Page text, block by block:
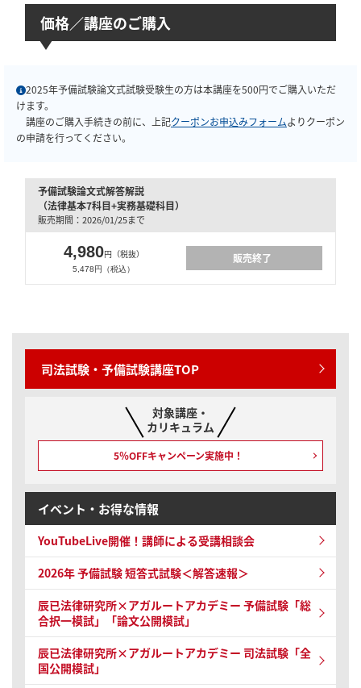
価格／講座のご購入
2025年予備試験論文式試験受験生の方は本講座を500円でご購入いただ
けます。
講座のご購入手続きの前に、上記クーポンお申込みフォームよりクーポン
の申請を行ってください。
予備試験論文式解答解説
（法律基本7科目+実務基礎科目）
販売期間：2026/01/25まで
4,980円（税抜）
5,478円（税込）
販売終了
司法試験・予備試験講座TOP
対象講座・
カリキュラム
5％OFFキャンペーン実施中！
イベント・お得な情報
YouTubeLive開催！ 講師による受講相談会
2026年 予備試験短答式試験＜解答速報＞
辰已法律研究所×アガルートアカデミー 予備試験 「総
合択一模試」「論文公開模試」
辰已法律研究所×アガルートアカデミー 司法試験 「全
国公開模試」